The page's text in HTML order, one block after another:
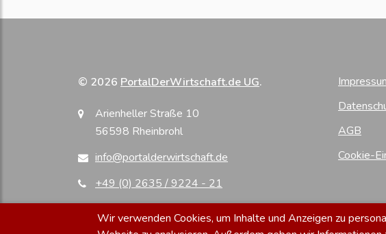
© 2026 PortalDerWirtschaft.de UG.
Arienheller Straße 10
56598 Rheinbrohl
info@portalderwirtschaft.de
+49 (0) 2635 / 9224 - 21
AGB
Cookie-
Wir verwenden Cookies, um Inhalte und Anzeigen zu